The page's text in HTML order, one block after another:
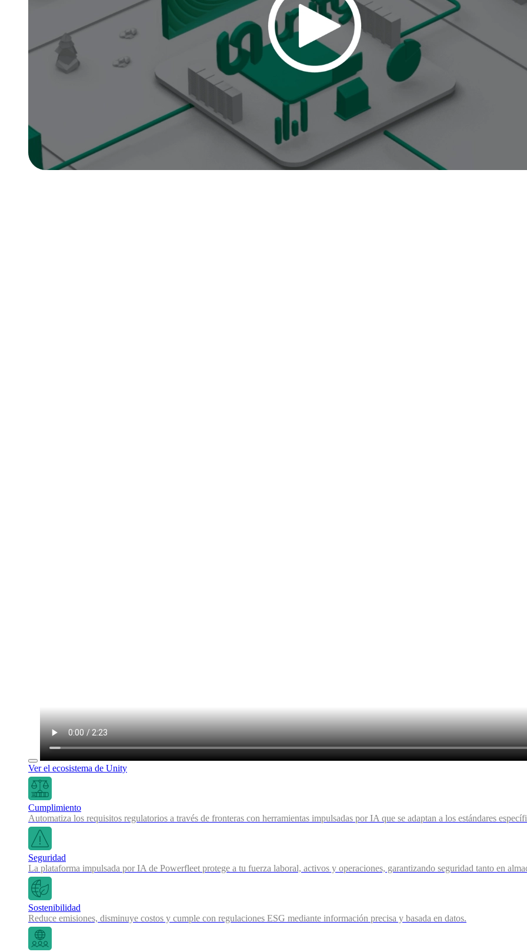
Ver el ecosistema de Unity
Cumplimiento
Automatiza los requisitos regulatorios a través de fronteras con herramientas impulsadas por IA que se adaptan a los estándares
Seguridad
La plataforma impulsada por IA de Powerfleet protege a tu fuerza laboral, activos y operaciones, garantizando seguridad tanto en
Sostenibilidad
Reduce emisiones, disminuye costos y cumple con regulaciones ESG mediante información precisa y basada en datos.